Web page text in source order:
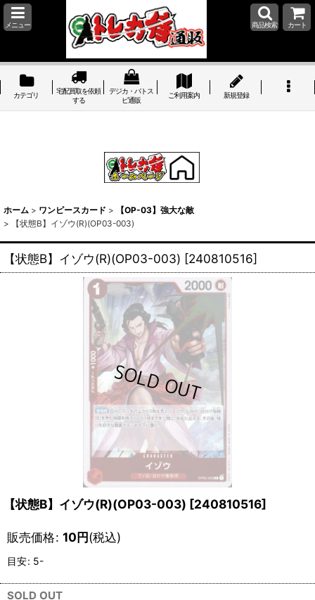
メニュー 商品検索 カート
カテゴリ
宅配買取を依頼
する
デジカ・バトス
ピ通販
ご利用案内 新規登録
ホーム > ワンピースカード >
【OP-03】強大な敵
>
【状態B】イゾウ(R)(OP03-003)
【状態B】イゾウ(R)(OP03-003) [240810516]
【状態B】イゾウ(R)(OP03-003) [240810516]
販売価格: 10円(税込)
目安: 5-
SOLD OUT